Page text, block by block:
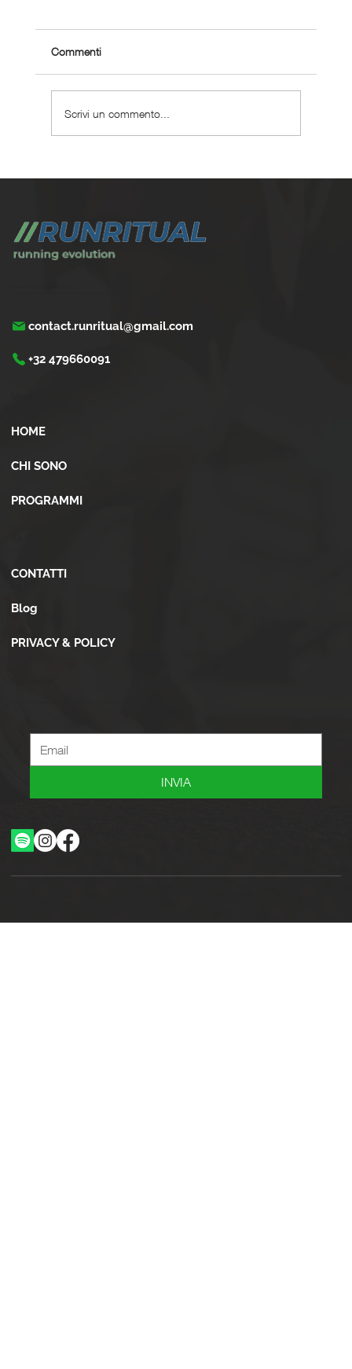
Commenti
Scrivi un commento...
contact.runritual@gmail.com
+32 479660091
HOME
CHI SONO
PROGRAMMI
CONTATTI
Blog
PRIVACY & POLICY
INVIA